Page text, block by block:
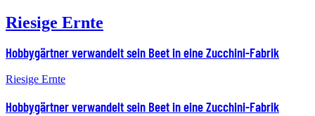
Riesige Ernte
Hobbygärtner verwandelt sein Beet in eine Zucchini-Fabrik
Riesige Ernte
Hobbygärtner verwandelt sein Beet in eine Zucchini-Fabrik